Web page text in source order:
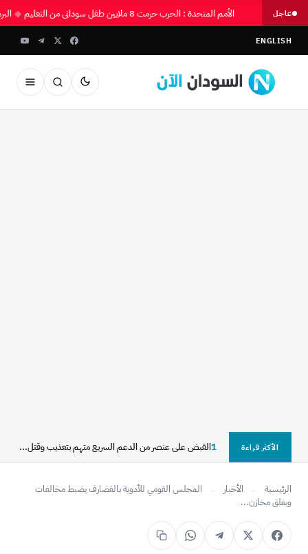
عاجل الأمم المتحدة : الحرب حرمت 8 ملايين طفل سوداني من التعليم ◆
ENGLISH
الأكثر قراءة 1القبض على عنصر من الدعم السريع متهم بتعذيب وقتل...
الرئيسية ← الأخبار ←
المجلس القومي للأدوية بالقضارف يضبط مخالفات
ويغلق مخازن...